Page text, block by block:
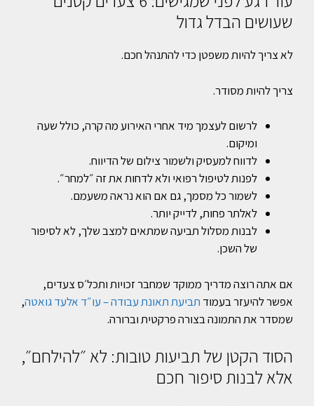
שעושים הבדל גדול
לא צריך להיות משפטן כדי להתנהל חכם.
צריך להיות מסודר.
לרשום לעצמך מיד אחרי האירוע מה קרה, כולל שעה
ומיקום.
לדווח למעסיק ולשמור צילום של הדיווח.
לפנות לטיפול רפואי ולא לדחות את זה ״למחר״.
לשמור כל מסמך, גם אם הוא נראה משעמם.
לאלתר פחות, לדייק יותר.
לבנות מסלול תביעה שמתאים למצב שלך, לא לסיפור
של השכן.
אם אתה רוצה מדריך ממוקד שמחבר זכויות ותכל׳ס צעדים,
אפשר להיעזר בעמוד תביעת תאונת עבודה – עו״ד אלעד גואטה,
שמסדר את התמונה בצורה פרקטית וברורה.
הסוד הקטן של תביעות טובות: לא ״להילחם״,
אלא לבנות סיפור חכם